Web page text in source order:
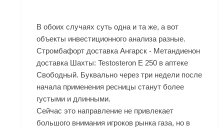
В обоих случаях суть одна и та же, а вот
объекты инвестиционного анализа разные.
Стромбафорт доставка Ангарск - Метандиенон
доставка Шахты: Testosteron E 250 в аптеке
Свободный. Буквально через три недели после
начала применения ресницы станут более
густыми и длинными.
Сейчас это направление не привлекает
большого внимания игроков рынка газа, но в